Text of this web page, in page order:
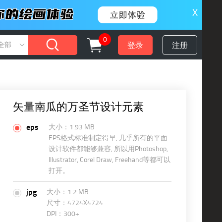
X
部
0
登录 注册
矢量南瓜的万圣节设计元素
eps
大小：1.93 MB
EPS格式标准制定得早, 几乎所有的平面
设计软件都能够兼容, 所以用Photoshop,
Illustrator, Corel Draw, Freehand等都可以
打开。
jpg
大小：1.2 MB
尺寸：4724X4724
DPI：300+